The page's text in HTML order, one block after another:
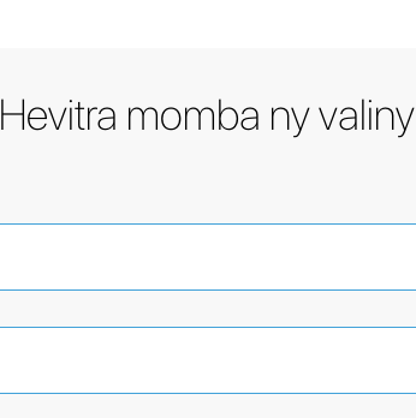
Hevitra momba ny valiny